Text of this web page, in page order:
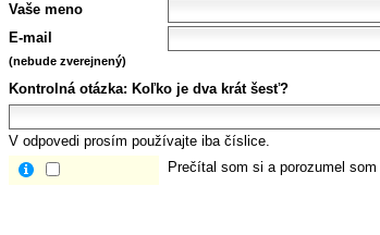
Vaše meno
E-mail
(nebude zverejnený)
Kontrolná otázka: Koľko je dva krát šesť?
V odpovedi prosím používajte iba číslice.
Prečítal som si a porozumel som